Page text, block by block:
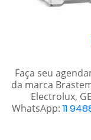
Faça seu
da marca
Electrolux,
WhatsApp: 11